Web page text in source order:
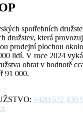
spotřebních
družstev, která
prodejní plochou
lidí. V roce 2024
obrat v hodnotě
91 000.
+420 572 430